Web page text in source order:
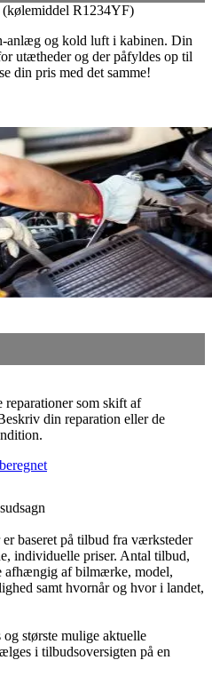
R1234YF)
anlæg og kold luft i kabinen. Din
utætheder og der påfyldes op til
din pris med det samme!
reparationer som skift af
din reparation eller de
baseret på tilbud fra værksteder
individuelle priser. Antal tilbud,
afhængig af bilmærke, model,
samt hvornår og hvor i landet,
største mulige aktuelle
i tilbudsoversigten på en